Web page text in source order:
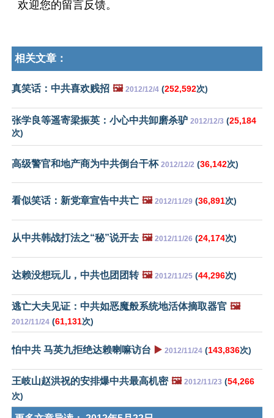
欢迎您的留言反馈。
相关文章：
真笑话：中共喜欢贱招 🖼️ 2012/12/4 (252,592次)
张学良等遥寄梁振英：小心中共卸磨杀驴 2012/12/3 (25,184
次)
高级警官和地产商为中共倒台干杯 2012/12/2 (36,142次)
看似笑话：新党章宣告中共亡 🖼️ 2012/11/29 (36,891次)
从中共韩战打法之“秘”说开去 🖼️ 2012/11/26 (24,174次)
达赖没想玩儿，中共也团团转 🖼️ 2012/11/25 (44,296次)
逃亡大夫见证：中共如恶魔般系统地活体摘取器官 🖼️
2012/11/24 (61,131次)
怕中共 马英九拒绝达赖喇嘛访台 ▶️ 2012/11/24 (143,836次)
王岐山赵洪祝的安排爆中共最高机密 🖼️ 2012/11/23 (54,266
次)